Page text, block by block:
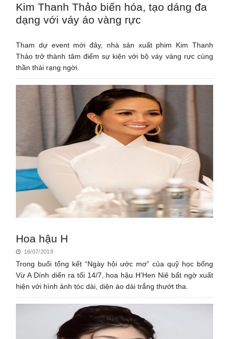
Kim Thanh Thảo biến hóa, tạo dáng đa
dạng với váy áo vàng rực
Tham dự event mới đây, nhà sản xuất phim Kim Thanh
Thảo trở thành tâm điểm sự kiện với bộ váy vàng rực cùng
thần thái rạng ngời.
Hoa hậu H
16/07/2019
Trong buổi tổng kết “Ngày hội ước mơ” của quỹ học bổng
Vừ A Dính diến ra tối 14/7, hoa hậu H’Hen Niê bất ngờ xuất
hiện với hình ảnh tóc dài, diện áo dài trắng thướt tha.